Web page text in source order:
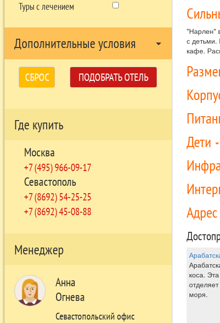
Туры с лечением
Дополнительные условия arrow_drop_down
СБРОС ПОДОБРАТЬ ОТЕЛЬ
Где купить
Москва
+7 (495) 966-09-17
Севастополь
+7 (8692) 54-25-25
+7 (8692) 45-08-88
Менеджер
Анна
Огнева
Севастопольский офис
"Нарлен"
с детьми.
кафе.
Дети
Адрес
коса.
моря.